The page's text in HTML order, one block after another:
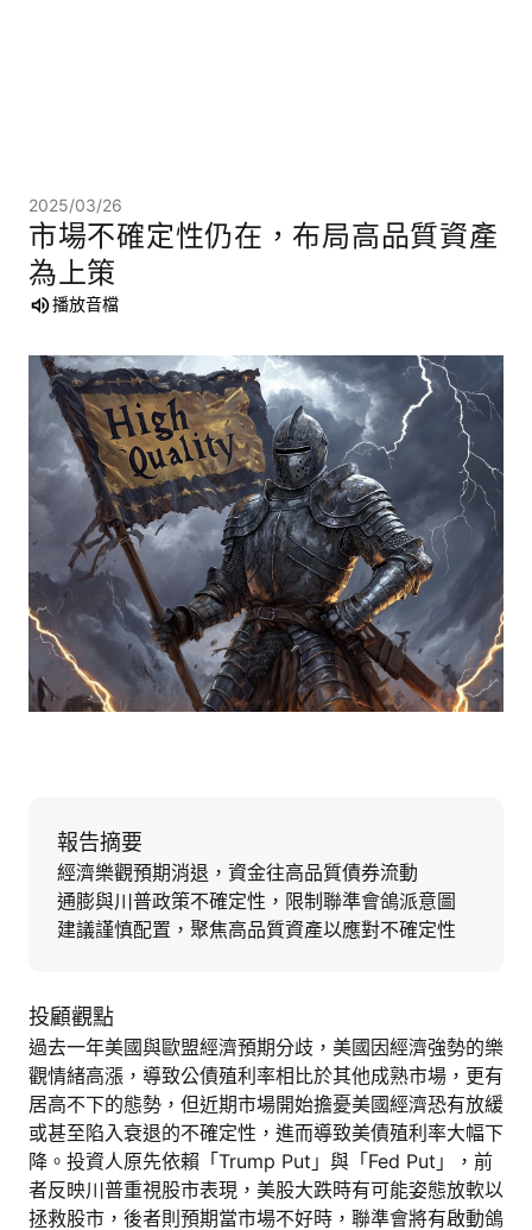
2025/03/26
市場不確定性仍在，布局高品質資產
為上策
播放音檔
報告摘要
經濟樂觀預期消退，資金往高品質債券流動
通膨與川普政策不確定性，限制聯準會鴿派意圖
建議謹慎配置，聚焦高品質資產以應對不確定性
投顧觀點
過去一年美國與歐盟經濟預期分歧，美國因經濟強勢的樂
觀情緒高漲，導致公債殖利率相比於其他成熟市場，更有
居高不下的態勢，但近期市場開始擔憂美國經濟恐有放緩
或甚至陷入衰退的不確定性，進而導致美債殖利率大幅下
降。投資人原先依賴「Trump Put」與「Fed Put」，前
者反映川普重視股市表現，美股大跌時有可能姿態放軟以
拯救股市，後者則預期當市場不好時，聯準會將有啟動鴿